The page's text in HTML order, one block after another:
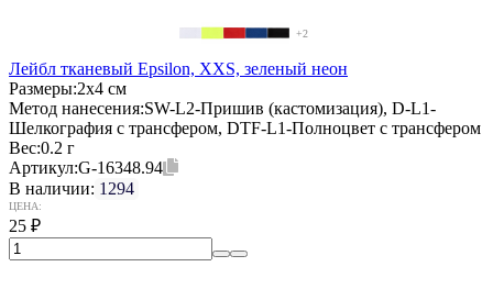
+2
Лейбл тканевый Epsilon, XXS, зеленый неон
Размеры:2х4 см
Метод нанесения:SW-L2-Пришив (кастомизация), D-L1-
Шелкография с трансфером, DTF-L1-Полноцвет с трансфером
Вес:0.2 г
Артикул:G-16348.94
В наличии: 1294
ЦЕНА:
25 ₽